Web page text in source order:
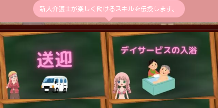
新人介護士が楽しく働けるスキルを伝授します。